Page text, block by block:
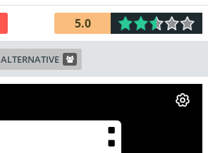
5.0
ALTERNATIVE